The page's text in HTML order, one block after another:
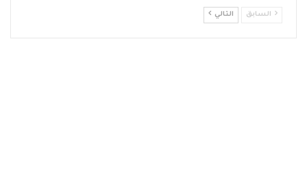
السابق التالي